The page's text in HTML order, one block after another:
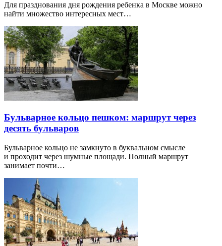
Для празднования дня рождения ребенка в Москве можно
найти множество интересных мест…
Бульварное кольцо пешком: маршрут через
десять бульваров
Бульварное кольцо не замкнуто в буквальном смысле
и проходит через шумные площади. Полный маршрут
занимает почти…